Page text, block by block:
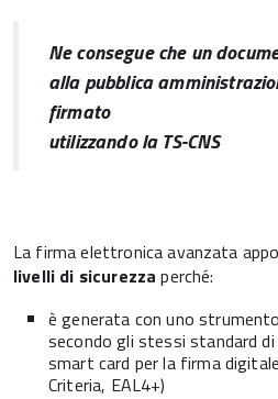
Ne consegue che un
alla pubblica
firmato
utilizzando la TS-CNS
La firma elettronica avanzata
livelli di sicurezzaperché:
è generata con uno
secondo gli stessi standard
smart card per la firma
Criteria, EAL4+)